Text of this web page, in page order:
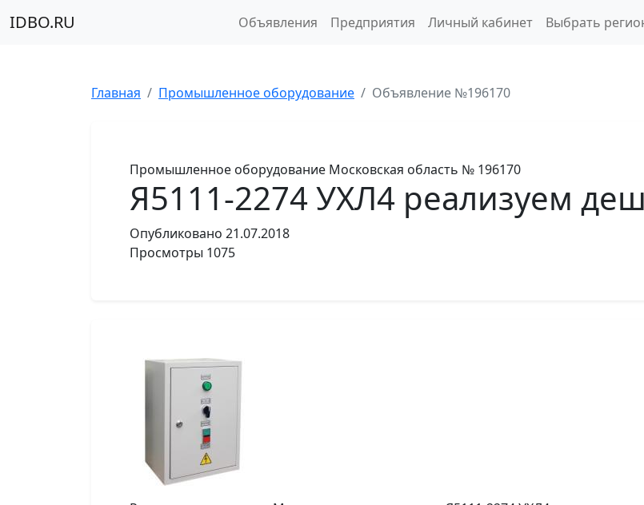
IDBO.RU Объявления Предприятия Личный кабинет Выбрать
Главная Промышленное оборудование Объявление №196170
Промышленное оборудование Московская область № 196170
Я5111-2274 УХЛ4 реализуем
Опубликовано 21.07.2018
Просмотры 1075